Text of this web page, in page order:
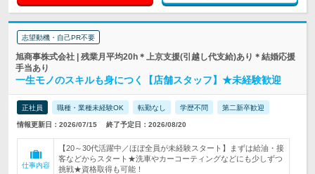
志望動機・自己PR不要
旭商事株式会社 | 残業月平均20h＊上京支援(引越し代支給)あり＊結婚応援
手当あり
一生モノのスキルも身につく【店舗スタッフ】★未経験歓迎
正社員 職種・業種未経験OK 転勤なし 学歴不問 第二新卒歓迎
情報更新日：2026/07/15 終了予定日：2026/08/20
仕事内容
【20～30代活躍中／ほぼ全員が未経験スタート】まずは給油・接
客などからスタート★洗車やカーコーティングなどにも少しずつ
挑戦★資格取得も可能！